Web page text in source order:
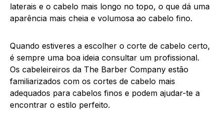
laterais e o cabelo mais longo no topo, o que dá uma
aparência mais cheia e volumosa ao cabelo fino.
Quando estiveres a escolher o corte de cabelo certo,
é sempre uma boa ideia consultar um profissional.
Os cabeleireiros da The Barber Company estão
familiarizados com os cortes de cabelo mais
adequados para cabelos finos e podem ajudar-te a
encontrar o estilo perfeito.